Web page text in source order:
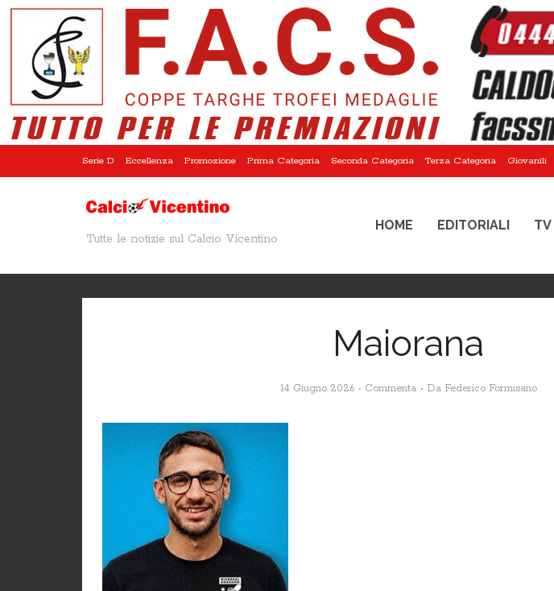
Serie D Eccellenza Promozione Prima Categoria Seconda Categoria Terza Categoria Giovanili
Tutte le notizie sul Calcio Vicentino
HOME EDITORIALI TV
Maiorana
14 Giugno 2026 Commenta Da Federico Formisano